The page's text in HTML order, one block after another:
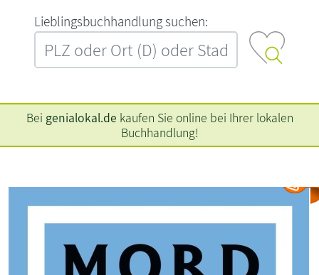
L‍i‍e‍b‍l‍i‍n‍g‍s‍b‍u‍c‍h‍h‍a‍n‍d‍l‍u‍n‍g‍ ‍s‍u‍c‍h‍e‍n‍:‍
Bei genialokal.de kaufen Sie online bei Ihrer lokalen
Buchhandlung!